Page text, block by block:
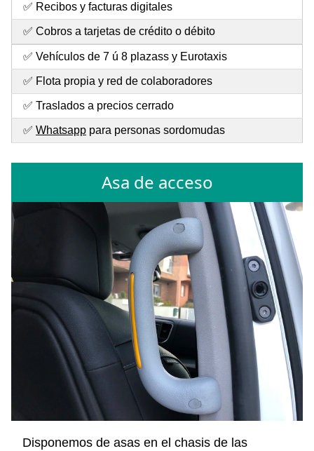
✅ Recibos y facturas digitales
✅ Cobros a tarjetas de crédito o débito
✅ Vehículos de 7 ú 8 plazass y Eurotaxis
✅ Flota propia y red de colaboradores
✅ Traslados a precios cerrado
✅ Whatsapp para personas sordomudas
Asa de acceso
Disponemos de asas en el chasis de las